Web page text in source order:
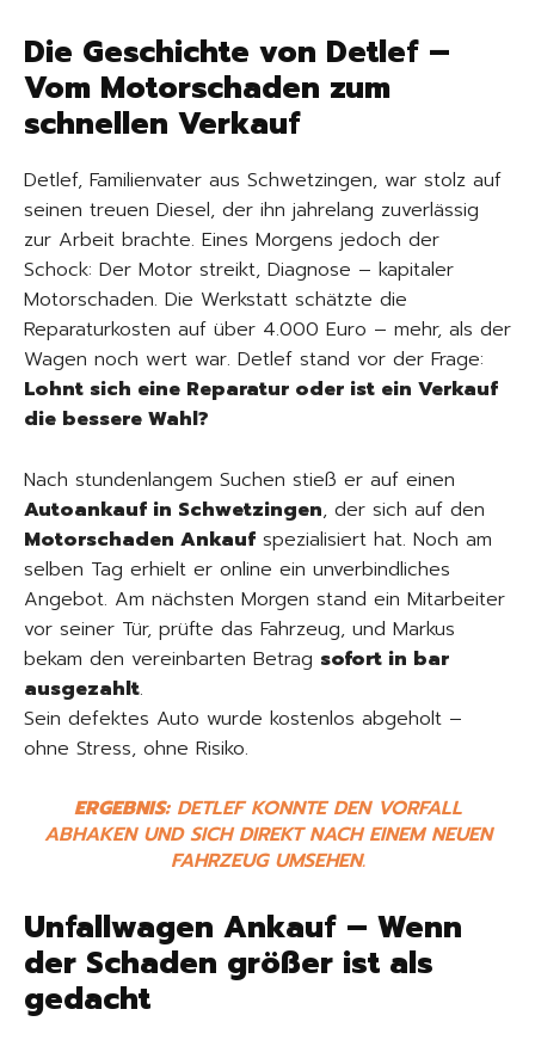
Die Geschichte von Detlef –
Vom Motorschaden zum
schnellen Verkauf
Detlef, Familienvater aus Schwetzingen, war stolz auf
seinen treuen Diesel, der ihn jahrelang zuverlässig
zur Arbeit brachte. Eines Morgens jedoch der
Schock: Der Motor streikt, Diagnose – kapitaler
Motorschaden. Die Werkstatt schätzte die
Reparaturkosten auf über 4.000 Euro – mehr, als der
Wagen noch wert war. Detlef stand vor der Frage:
Lohnt sich eine Reparatur oder ist ein Verkauf
die bessere Wahl?
Nach stundenlangem Suchen stieß er auf einen
Autoankauf in Schwetzingen, der sich auf den
Motorschaden Ankauf spezialisiert hat. Noch am
selben Tag erhielt er online ein unverbindliches
Angebot. Am nächsten Morgen stand ein Mitarbeiter
vor seiner Tür, prüfte das Fahrzeug, und Markus
bekam den vereinbarten Betrag sofort in bar
ausgezahlt.
Sein defektes Auto wurde kostenlos abgeholt –
ohne Stress, ohne Risiko.
ERGEBNIS:DETLEF KONNTE DEN VORFALL
ABHAKEN UND SICH DIREKT NACH EINEM NEUEN
FAHRZEUG UMSEHEN.
Unfallwagen Ankauf – Wenn
der Schaden größer ist als
gedacht